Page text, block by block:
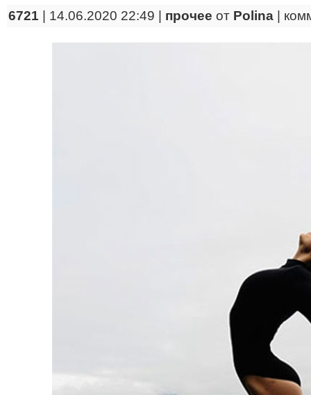
6721 | 14.06.2020 22:49 | прочее от Polina